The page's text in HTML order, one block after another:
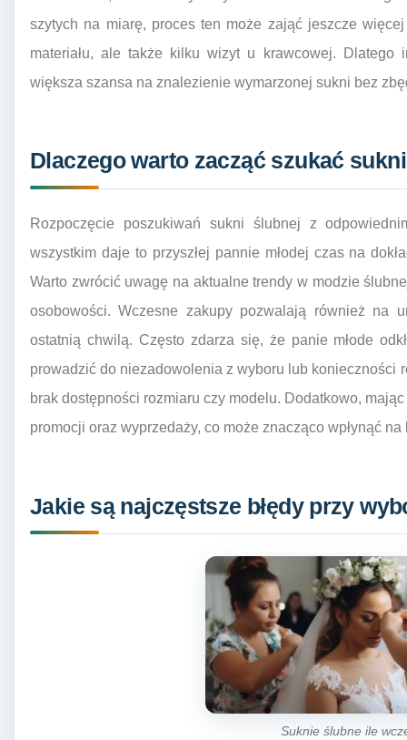
szytych na miarę, proces ten może zająć jeszcze
materiału, ale także kilku wizyt u krawcowej. Dlatego
większa szansa na znalezienie wymarzonej sukni bez
Dlaczego warto zacząć szukać
Rozpoczęcie poszukiwań sukni ślubnej z
wszystkim daje to przyszłej pannie młodej czas na
Warto zwrócić uwagę na aktualne trendy w modzie
osobowości. Wczesne zakupy pozwalają również na
ostatnią chwilą. Często zdarza się, że panie młode
prowadzić do niezadowolenia z wyboru lub konieczności
brak dostępności rozmiaru czy modelu. Dodatkowo,
promocji oraz wyprzedaży, co może znacząco wpłynąć
Jakie są najczęstsze błędy przy
Suknie ślubne ile